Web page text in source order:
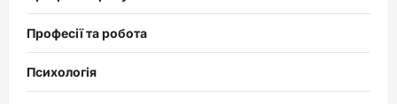
Професії та робота
Психологія